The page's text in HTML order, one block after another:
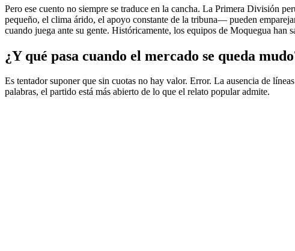
Pero ese cuento no siempre se traduce en la cancha. La Primera División
pequeño, el clima árido, el apoyo constante de la tribuna— pueden
cuando juega ante su gente. Históricamente, los equipos de Moquegua han
¿Y qué pasa cuando el mercado se queda
Es tentador suponer que sin cuotas no hay valor. Error. La ausencia de
palabras, el partido está más abierto de lo que el relato popular admite.